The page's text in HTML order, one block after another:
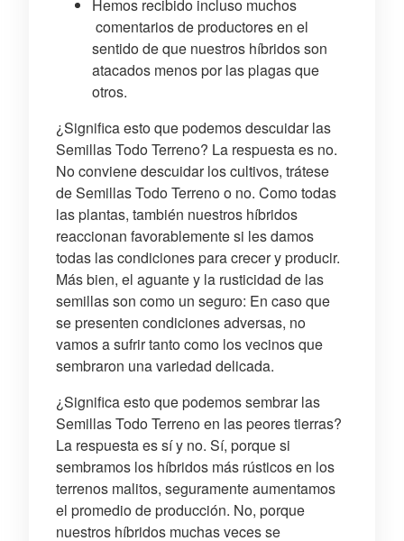
Hemos recibido incluso muchos
comentarios de productores en el
sentido de que nuestros híbridos son
atacados menos por las plagas que
otros.
¿Significa esto que podemos descuidar las
Semillas Todo Terreno? La respuesta es no.
No conviene descuidar los cultivos, trátese
de Semillas Todo Terreno o no. Como todas
las plantas, también nuestros híbridos
reaccionan favorablemente si les damos
todas las condiciones para crecer y producir.
Más bien, el aguante y la rusticidad de las
semillas son como un seguro: En caso que
se presenten condiciones adversas, no
vamos a sufrir tanto como los vecinos que
sembraron una variedad delicada.
¿Significa esto que podemos sembrar las
Semillas Todo Terreno en las peores tierras?
La respuesta es sí y no. Sí, porque si
sembramos los híbridos más rústicos en los
terrenos malitos, seguramente aumentamos
el promedio de producción. No, porque
nuestros híbridos muchas veces se